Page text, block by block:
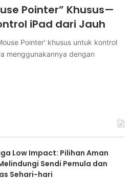
Pointer” Khusus—
iPad dari Jauh
Pointer' khusus untuk kontrol
menggunakannya dengan
Low Impact: Pilihan Aman
Sendi Pemula dan
Sehari-hari